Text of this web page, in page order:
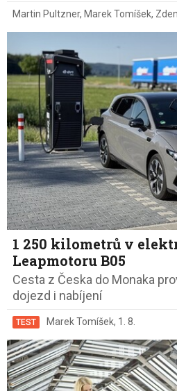
Martin Pultzner, Marek Tomíšek,
1 250 kilometrů v
Leapmotoru B05
Cesta z Česka do Monaka
dojezd i nabíjení
TEST Marek Tomíšek, 1. 8.